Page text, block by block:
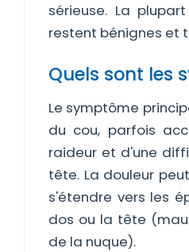
sérieuse. La
restent bénignes et
Quels sont les
Le symptôme
du cou, parfois
raideur et d'une
tête. La douleur
s'étendre vers les
dos ou la tête
de la nuque).